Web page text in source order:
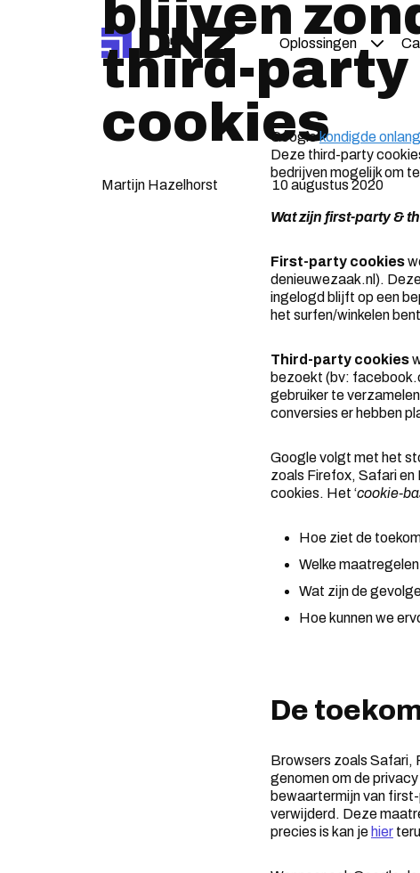
Oplossingen
blijven
third-party
cookies
Martijn Hazelhorst 10 augustus 2020
Googlekondigde
Deze third-party
bedrijven mogelijk om
Wat zijn first-party &
First-party cookies
denieuwezaak.nl).
ingelogd blijft op een
het surfen/winkelen
Third-party cookies
bezoekt (bv:
gebruiker te
conversies er hebben
Google volgt met het
zoals Firefox, Safari en
cookies. Het ‘cookie-
Hoe ziet de
Welke
Wat zijn de
Hoe kunnen we
De
Browsers zoals Safari,
genomen om de
bewaartermijn van
verwijderd. Deze
precies is kan je hier